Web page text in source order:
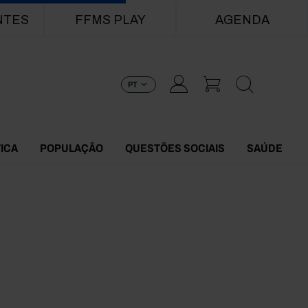
FFMS PLAY AGENDA
PT
POPULAÇÃO QUESTÕES SOCIAIS SAÚDE